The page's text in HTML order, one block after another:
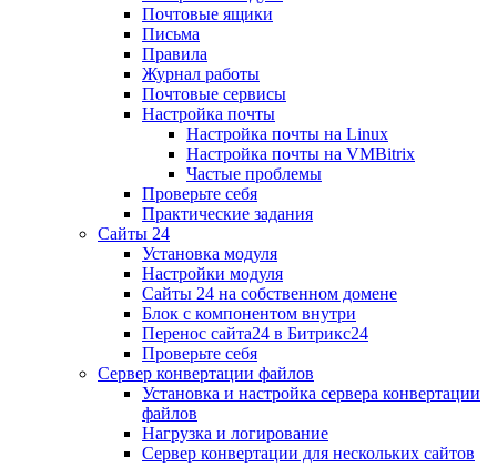
Почтовые ящики
Письма
Правила
Журнал работы
Почтовые сервисы
Настройка почты
Настройка почты на Linux
Настройка почты на VMBitrix
Частые проблемы
Проверьте себя
Практические задания
Сайты 24
Установка модуля
Настройки модуля
Сайты 24 на собственном домене
Блок с компонентом внутри
Перенос сайта24 в Битрикс24
Проверьте себя
Сервер конвертации файлов
Установка и настройка сервера конвертации
файлов
Нагрузка и логирование
Сервер конвертации для нескольких сайтов